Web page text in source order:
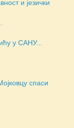
и језички
у САНУ...
спаси